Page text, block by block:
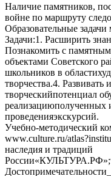
Наличие памятников,
войне по маршруту
Образовательные задачи
Задачи:1. Расширить
Познакомить с
объектами Советского
школьников в
творчества.4. Развивать
творческийпотенциал
реализациюполученных
проведенияэкскурсий.
Учебно-методический
www.culture.ru/
наследия и традиций